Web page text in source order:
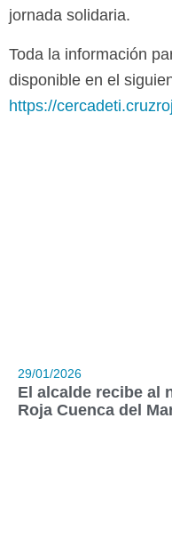
jornada solidaria.
Toda la información
disponible en el
https://
29/01/2026
El alcalde recibe al
Roja Cuenca del